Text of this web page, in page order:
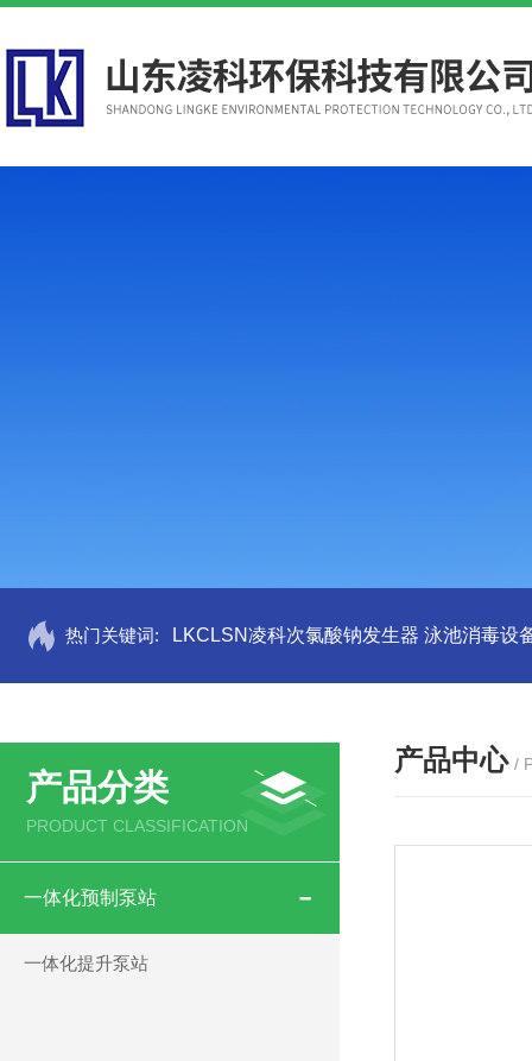
热门关键词: LKCLSN凌科次氯酸钠发生器 泳池消毒设
产品分类
PRODUCT CLASSIFICATION
一体化预制泵站
一体化提升泵站
产品中心 /